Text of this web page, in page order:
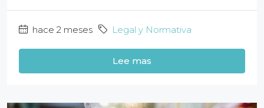
hace 2 meses Legal y Normativa
Lee mas